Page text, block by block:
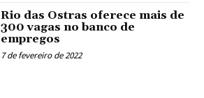
Rio das Ostras oferece mais de
300 vagas no banco de
empregos
7 de fevereiro de 2022